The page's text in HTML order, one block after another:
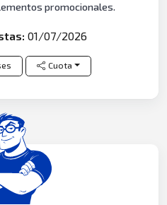
promocionales.
01/07/2026
Cuota